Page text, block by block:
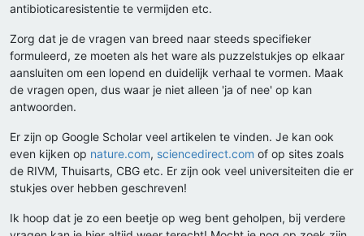
antibioticaresistentie te vermijden etc.
Zorg dat je de vragen van breed naar steeds specifieker
formuleerd, ze moeten als het ware als puzzelstukjes op elkaar
aansluiten om een lopend en duidelijk verhaal te vormen. Maak
de vragen open, dus waar je niet alleen 'ja of nee' op kan
antwoorden.
Er zijn op Google Scholar veel artikelen te vinden. Je kan ook
even kijken op nature.com, sciencedirect.com of op sites zoals
de RIVM, Thuisarts, CBG etc. Er zijn ook veel universiteiten die er
stukjes over hebben geschreven!
Ik hoop dat je zo een beetje op weg bent geholpen, bij verdere